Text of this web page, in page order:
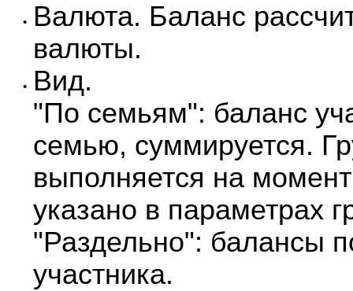
•
Валюта. Баланс
валюты.
•
Вид.
"По семьям": баланс
семью, суммируется.
выполняется на
указано в параметрах
"Раздельно": балансы
участника.